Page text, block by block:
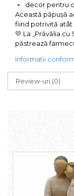
decor pentru
Această păpușă
fiind potrivită
💛 La „Prăvălia
păstrează
Informatii
Review-uri (0)